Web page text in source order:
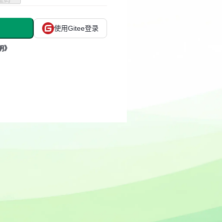
使用Gitee登录
》